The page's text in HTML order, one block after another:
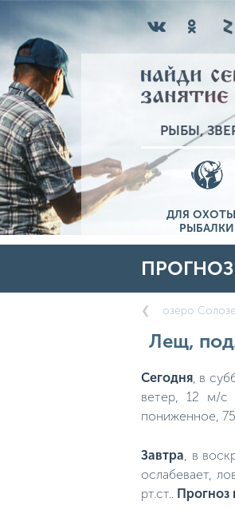
РЫБЫ,
ДЛЯ
РЫБАЛКИ
озеро
Лещ,
Сегодня , в
ветер, 12 м/с
пониженное,
Завтра , в
ослабевает,
рт.ст..